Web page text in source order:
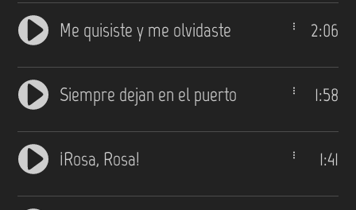
2:06
Me quisiste y me olvidaste
1:58
Siempre dejan en el puerto
1:41
¡Rosa, Rosa!